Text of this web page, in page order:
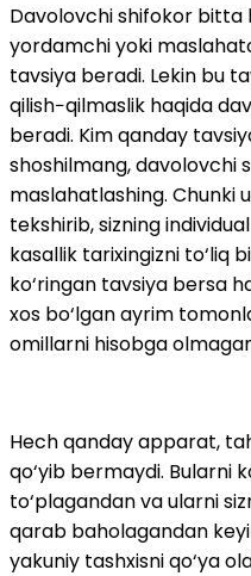
Davolovchi shifokor bitta
yordamchi yoki
tavsiya beradi. Lekin bu
qilish−qilmaslik haqida
beradi. Kim qanday
shoshilmang, davolovchi
maslahatlashing. Chunki
tekshirib, sizning
kasallik tarixingizni to‘liq
ko‘ringan tavsiya bersa
xos bo‘lgan ayrim
omillarni hisobga
Hech qanday apparat,
qo‘yib bermaydi. Bularni
to‘plagandan va ularni
qarab baholagandan
yakuniy tashxisni qo‘ya